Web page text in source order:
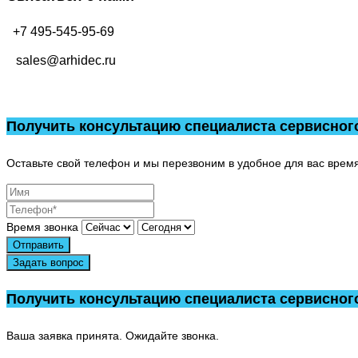
+7 495-545-95-69
sales@arhidec.ru
Получить консультацию специалиста
Оставьте свой телефон и мы перезвоним в удобное для вас
Время звонка
Отправить
Задать вопрос
Получить консультацию специалиста
Ваша заявка принята. Ожидайте звонка.